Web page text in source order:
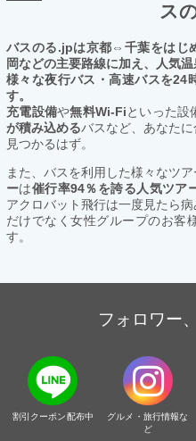
ス
バスのる.jpは京都⇔千葉をはじ
岡などの主要路線に加え、人気
様々な夜行バス・高速バスを24
す。
充電設備や無料Wi-Fiといった設
が積み込めるバスなど、あなた
見つかるはず。
また、バスを利用した様々なツ
ーは催行率94％を誇る人気ツア
アクロバット飛行は一度見たら
だけでなく女性グループのお客
す。
フォロワー
割引クーポン配布中
グルメ・旅行情報な
ど